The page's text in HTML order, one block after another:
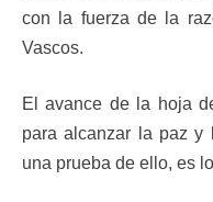
con la fuerza de la
Vascos.
El avance de la hoja
para alcanzar la paz y
una prueba de ello, es